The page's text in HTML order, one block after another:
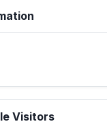
Visitors